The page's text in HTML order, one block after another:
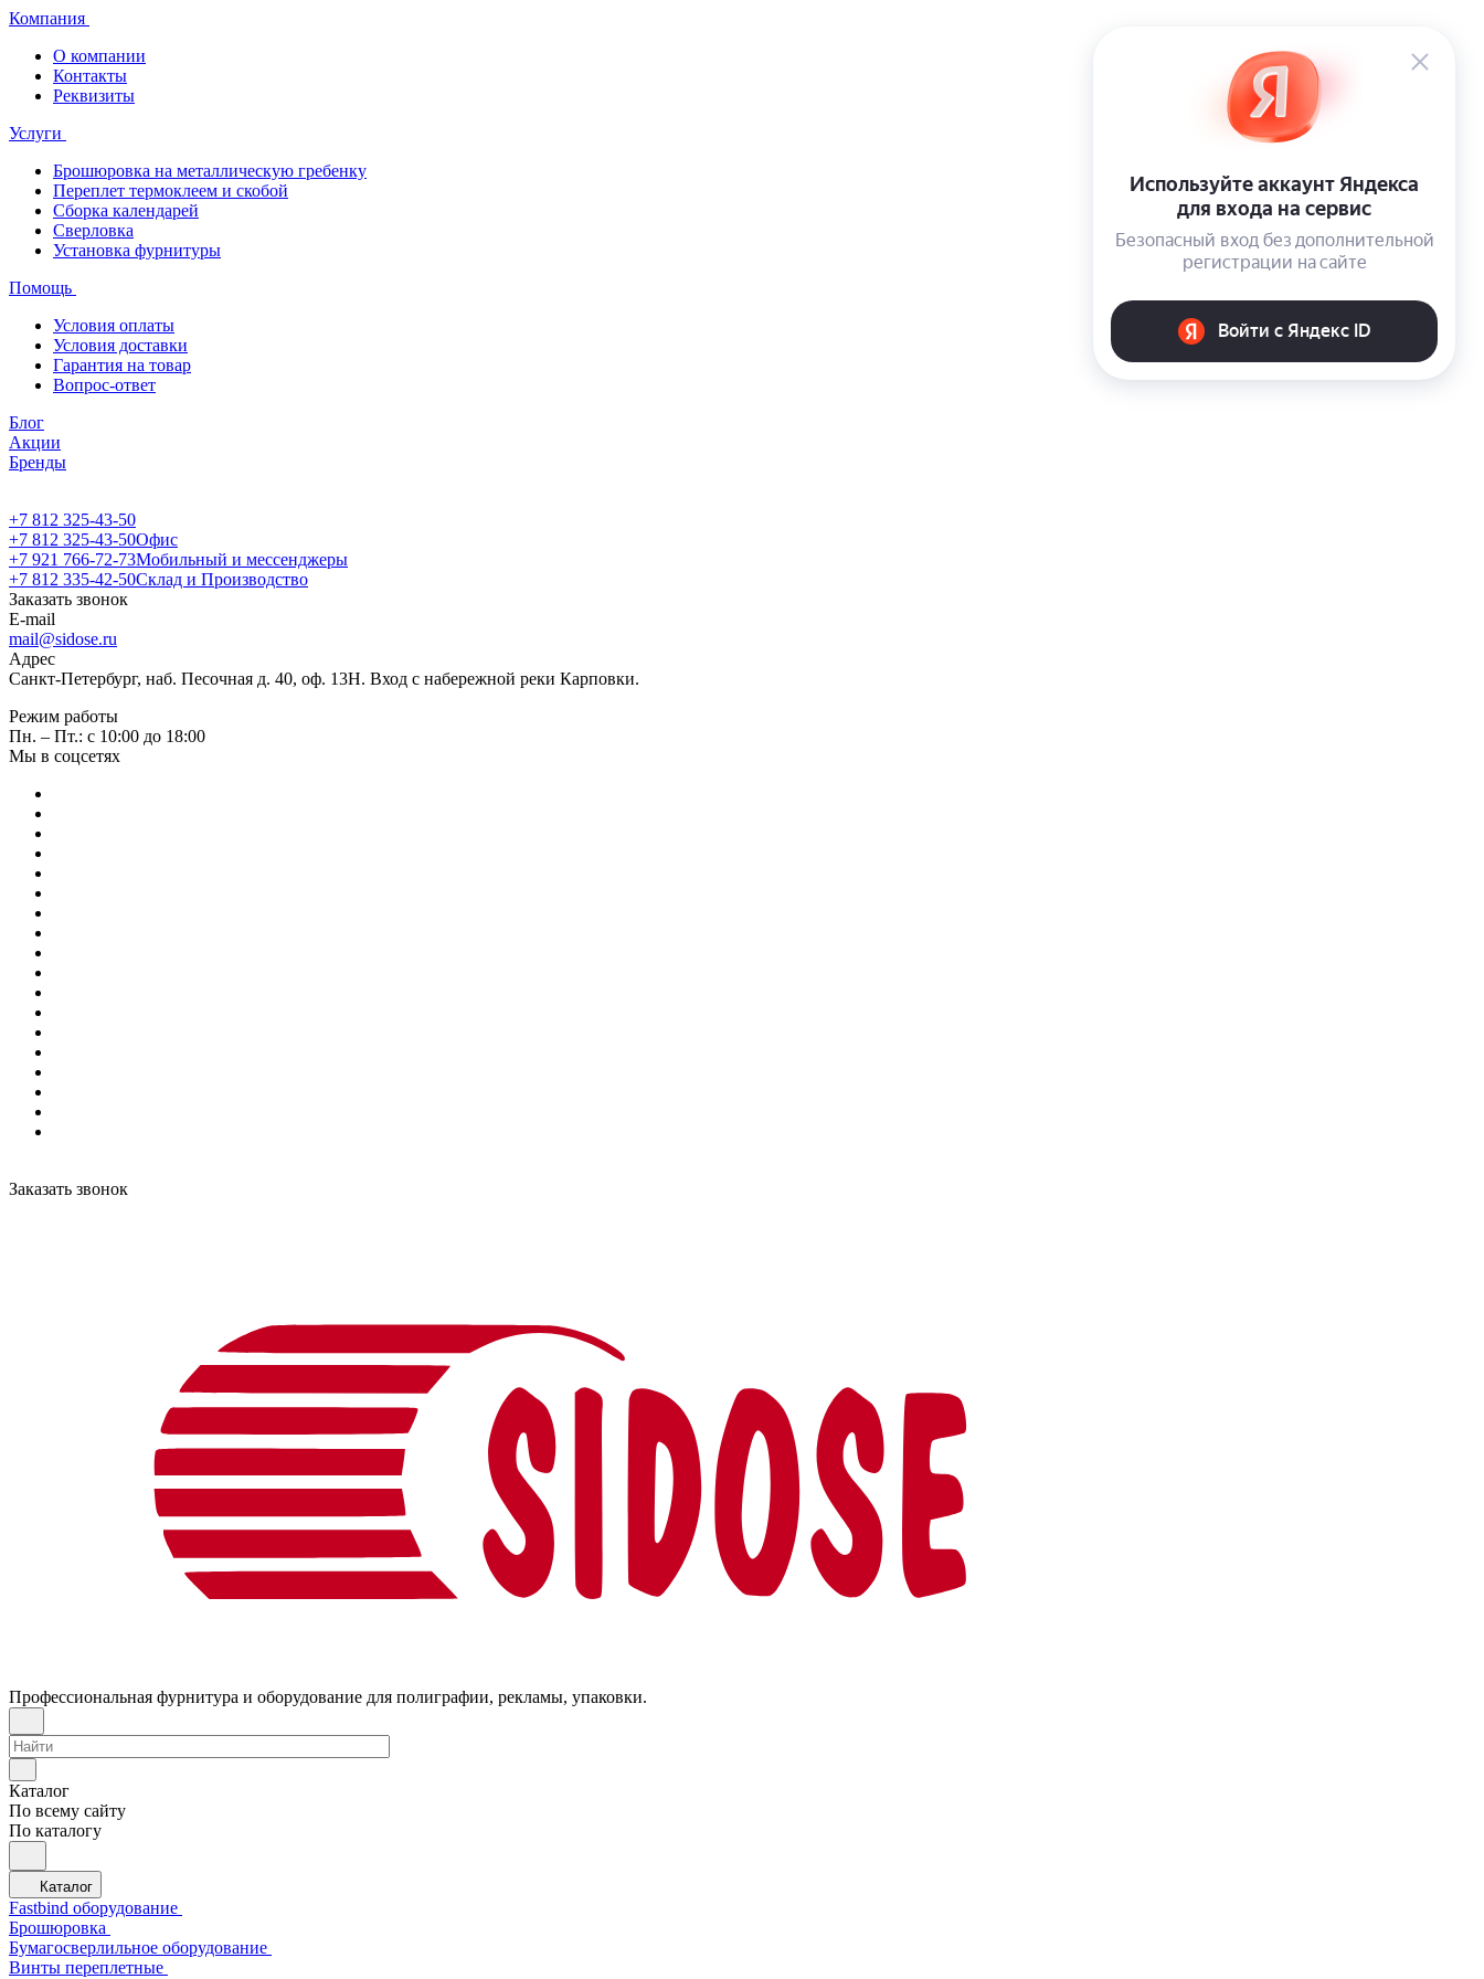
Компания
О компании
Контакты
Реквизиты
Услуги
Брошюровка на металлическую гребенку
Переплет термоклеем и скобой
Сборка календарей
Сверловка
Установка фурнитуры
Помощь
Условия оплаты
Условия доставки
Гарантия на товар
Вопрос-ответ
Блог
Акции
Бренды
+7 812 325-43-50
+7 812 325-43-50Офис
+7 921 766-72-73Мобильный и мессенджеры
+7 812 335-42-50Склад и Производство
Заказать звонок
E-mail
mail@sidose.ru
Адрес
Санкт-Петербург, наб. Песочная д. 40, оф. 13Н. Вход с набережной реки Карповки.
Режим работы
Пн. – Пт.: с 10:00 до 18:00
Мы в соцсетях
Заказать звонок
Профессиональная фурнитура и оборудование для полиграфии, рекламы, упаковки.
Каталог
По всему сайту
По каталогу
Каталог
Fastbind оборудование
Брошюровка
Бумагосверлильное оборудование
Винты переплетные